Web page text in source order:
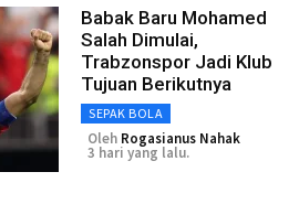
Babak Baru Mohamed
Salah Dimulai,
Trabzonspor Jadi Klub
Tujuan Berikutnya
SEPAK BOLA
Oleh Rogasianus Nahak
3 hari yang lalu.